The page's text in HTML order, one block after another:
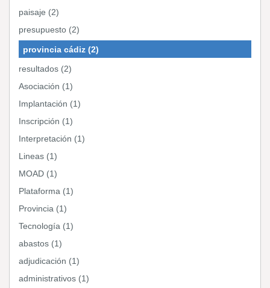
paisaje (2)
presupuesto (2)
provincia cádiz (2)
resultados (2)
Asociación (1)
Implantación (1)
Inscripción (1)
Interpretación (1)
Lineas (1)
MOAD (1)
Plataforma (1)
Provincia (1)
Tecnología (1)
abastos (1)
adjudicación (1)
administrativos (1)